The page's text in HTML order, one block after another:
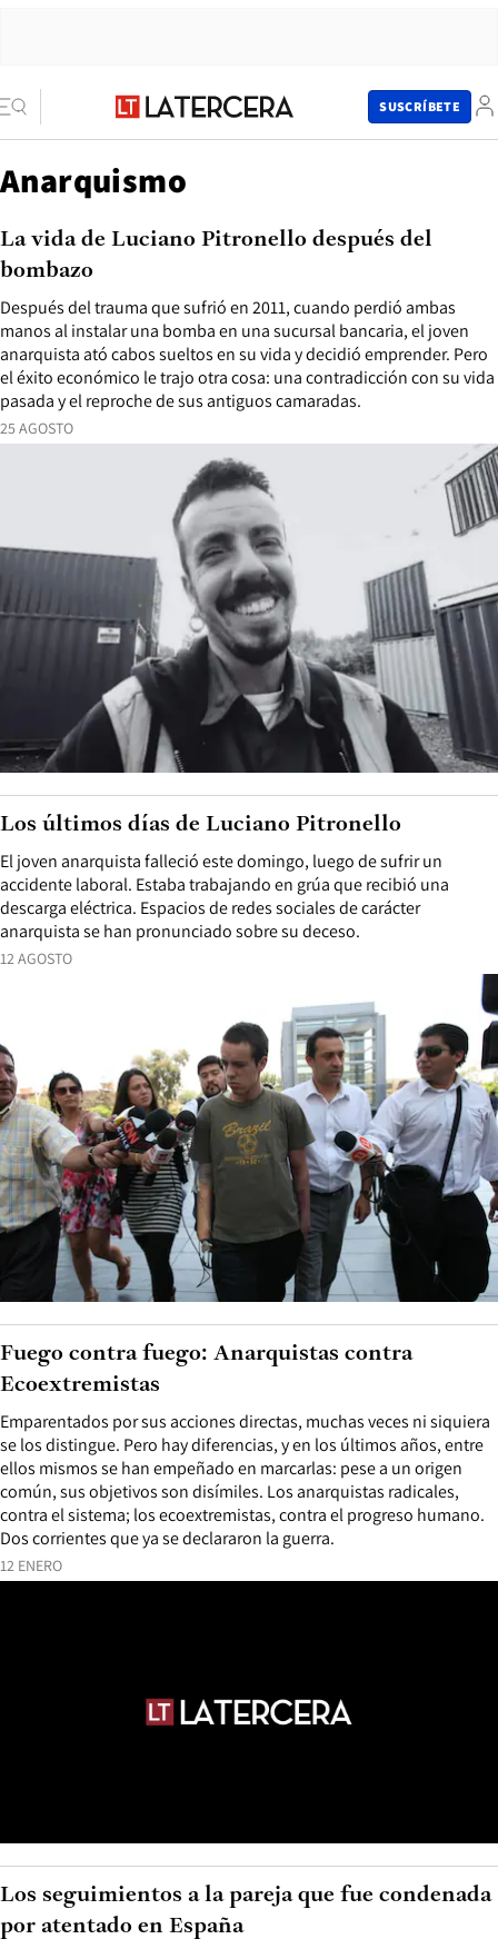
SUSCRÍBETE
Anarquismo
25 AGOSTO
Después del trauma que sufrió en 2011, cuando perdió ambas
manos al instalar una bomba en una sucursal bancaria, el joven
anarquista ató cabos sueltos en su vida y decidió emprender. Pero
el éxito económico le trajo otra cosa: una contradicción con su vida
pasada y el reproche de sus antiguos camaradas.
La vida de Luciano Pitronello después del
bombazo
12 AGOSTO
El joven anarquista falleció este domingo, luego de sufrir un
accidente laboral. Estaba trabajando en grúa que recibió una
descarga eléctrica. Espacios de redes sociales de carácter
anarquista se han pronunciado sobre su deceso.
Los últimos días de Luciano Pitronello
12 ENERO
Emparentados por sus acciones directas, muchas veces ni siquiera
se los distingue. Pero hay diferencias, y en los últimos años, entre
ellos mismos se han empeñado en marcarlas: pese a un origen
común, sus objetivos son disímiles. Los anarquistas radicales,
contra el sistema; los ecoextremistas, contra el progreso humano.
Dos corrientes que ya se declararon la guerra.
Fuego contra fuego: Anarquistas contra
Ecoextremistas
Los seguimientos a la pareja que fue condenada
por atentado en España